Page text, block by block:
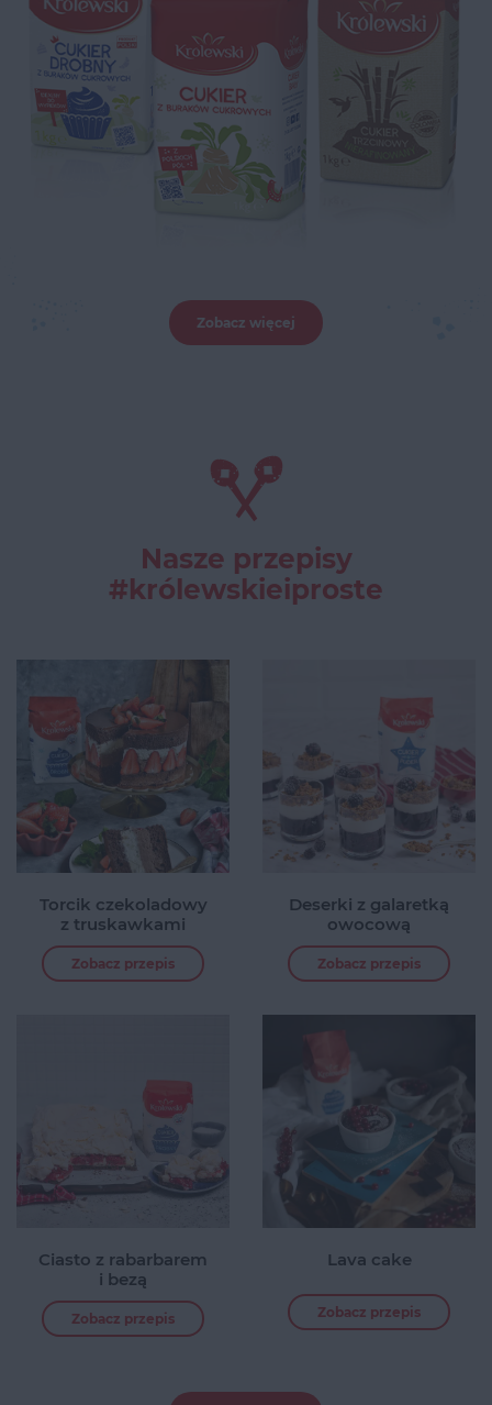
Zobacz więcej
Nasze przepisy
#królewskieiproste
Torcik czekoladowy
z truskawkami
Zobacz przepis
Deserki z galaretką
owocową
Zobacz przepis
Ciasto z rabarbarem
i bezą
Zobacz przepis
Lava cake
Zobacz przepis